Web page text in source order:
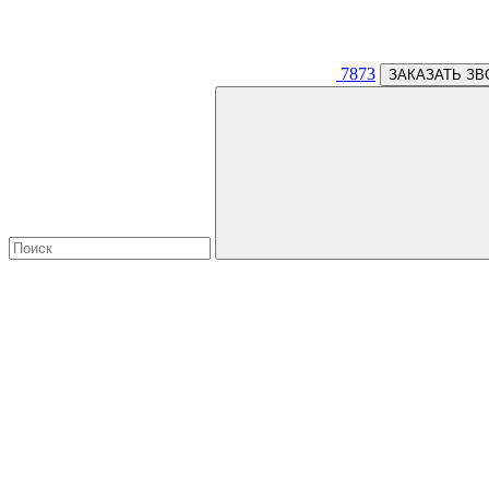
7873 ЗАКАЗАТЬ